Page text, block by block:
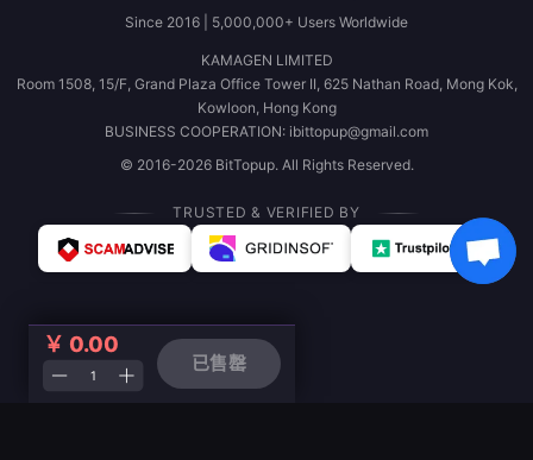
￥ 0.00
已售罄
Since 2016 | 5,000,000+ Users Worldwide
KAMAGEN LIMITED
Room 1508, 15/F, Grand Plaza Office Tower II, 625 Nathan Road, Mong Kok,
Kowloon, Hong Kong
BUSINESS COOPERATION: ibittopup@gmail.com
© 2016-2026 BitTopup. All Rights Reserved.
TRUSTED & VERIFIED BY